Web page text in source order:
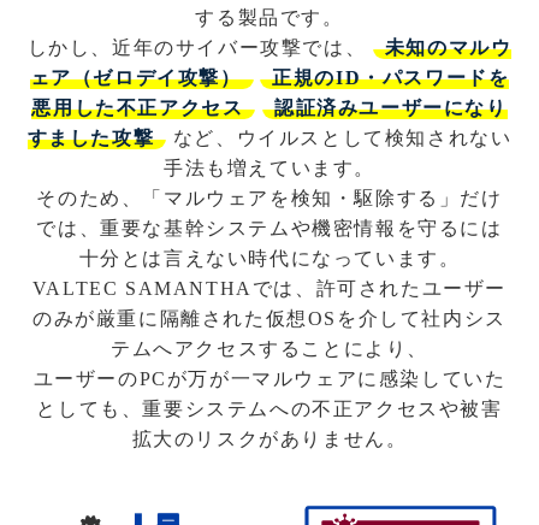
する製品です。
しかし、近年のサイバー攻撃では、
未知のマルウ
ェア（ゼロデイ攻撃）
正規のID・パスワードを
悪用した不正アクセス
認証済みユーザーになり
すました攻撃
など、ウイルスとして検知されない
手法も増えています。
そのため、「マルウェアを検知・駆除する」だけ
では、重要な基幹システムや機密情報を守るには
十分とは言えない時代になっています。
VALTEC SAMANTHAでは、許可されたユーザー
のみが厳重に隔離された仮想OSを介して社内シス
テムへアクセスすることにより、
ユーザーのPCが万が一マルウェアに感染していた
としても、重要システムへの不正アクセスや被害
拡大のリスクがありません。